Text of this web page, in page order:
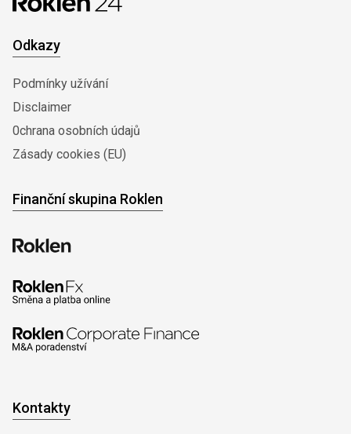
Odkazy
Podmínky užívání
Disclaimer
0chrana osobních údajů
Zásady cookies (EU)
Finanční skupina Roklen
Kontakty